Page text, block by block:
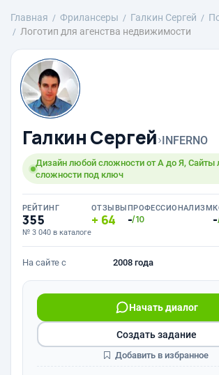
Главная Фрилансеры Галкин Сергей
Логотип для агенства недвижимости
Галкин Сергей›INFERNO
Дизайн любой сложности от А до Я, Сайты
сложности под ключ
РЕЙТИНГ
355
№ 3 040 в каталоге
ОТЗЫВЫ
64
ПРОФЕССИОНАЛИЗМ
-/10 -
На сайте с 2008 года
Начать диалог
Создать задание
Добавить в избранное